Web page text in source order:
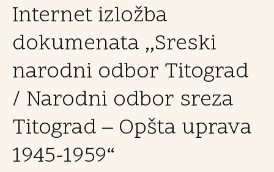
Internet izložba
dokumenata ,,Sreski
narodni odbor Titograd
/ Narodni odbor sreza
Titograd – Opšta uprava
1945-1959“